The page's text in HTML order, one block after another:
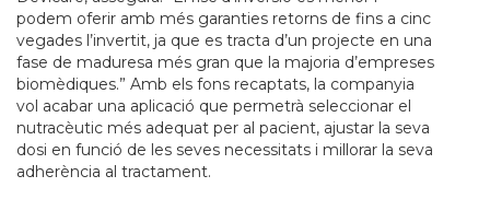
podem oferir amb més garanties retorns de fins a cinc
vegades l’invertit, ja que es tracta d’un projecte en una
fase de maduresa més gran que la majoria d’empreses
biomèdiques.” Amb els fons recaptats, la companyia
vol acabar una aplicació que permetrà seleccionar el
nutracèutic més adequat per al pacient, ajustar la seva
dosi en funció de les seves necessitats i millorar la seva
adherència al tractament.